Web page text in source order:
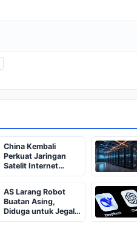
China Kembali
Perkuat Jaringan
Satelit Internet
dengan Long March-
8A
AS Larang Robot
Buatan Asing,
Diduga untuk Jegal
China